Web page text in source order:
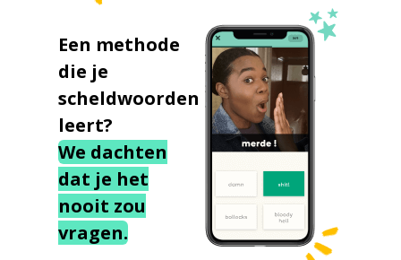
Een methode
die je
scheldwoorden
leert?
We dachten
dat je het
nooit zou
vragen.